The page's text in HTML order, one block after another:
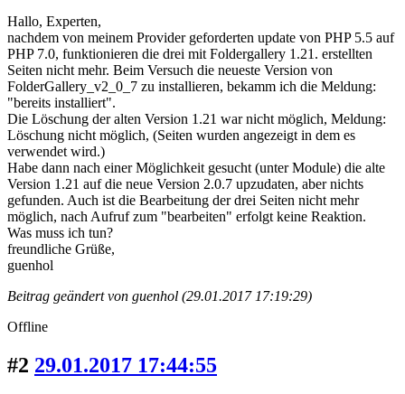
Hallo, Experten,
nachdem von meinem Provider geforderten update von PHP 5.5 auf
PHP 7.0, funktionieren die drei mit Foldergallery 1.21. erstellten
Seiten nicht mehr. Beim Versuch die neueste Version von
FolderGallery_v2_0_7 zu installieren, bekamm ich die Meldung:
"bereits installiert".
Die Löschung der alten Version 1.21 war nicht möglich, Meldung:
Löschung nicht möglich, (Seiten wurden angezeigt in dem es
verwendet wird.)
Habe dann nach einer Möglichkeit gesucht (unter Module) die alte
Version 1.21 auf die neue Version 2.0.7 upzudaten, aber nichts
gefunden. Auch ist die Bearbeitung der drei Seiten nicht mehr
möglich, nach Aufruf zum "bearbeiten" erfolgt keine Reaktion.
Was muss ich tun?
freundliche Grüße,
guenhol
Beitrag geändert von guenhol (29.01.2017 17:19:29)
Offline
#2 29.01.2017 17:44:55